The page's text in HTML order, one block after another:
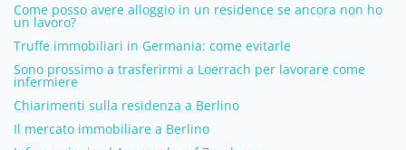
Come posso avere alloggio in un residence se ancora non ho
un lavoro?
Truffe immobiliari in Germania: come evitarle
Sono prossimo a trasferirmi a Loerrach per lavorare come
infermiere
Chiarimenti sulla residenza a Berlino
Il mercato immobiliare a Berlino